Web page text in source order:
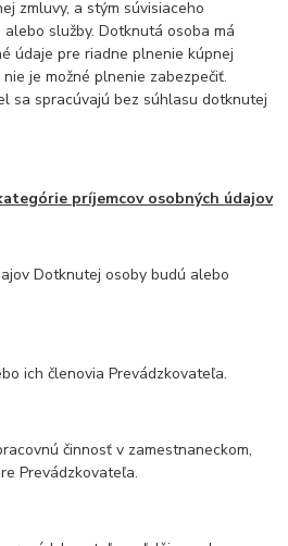
zmluvy, a stým súvisiaceho
služby. Dotknutá osoba má
údaje pre riadne plnenie kúpnej
je možné plnenie zabezpečiť.
sa spracúvajú bez súhlasu dotknutej
príjemcov osobných údajov
Dotknutej osoby budú alebo
ich členovia Prevádzkovateľa.
činnosť v zamestnaneckom,
Prevádzkovateľa.